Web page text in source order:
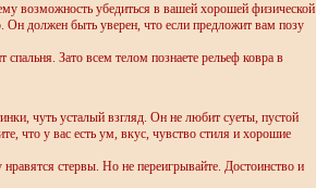
возможность убедиться в вашей хорошей физической
Он должен быть уверен, что если предложит вам позу
Зато всем телом познаете рельеф ковра в
чуть усталый взгляд. Он не любит суеты, пустой
что у вас есть ум, вкус, чувство стиля и хорошие
стервы. Но не переигрывайте. Достоинство и